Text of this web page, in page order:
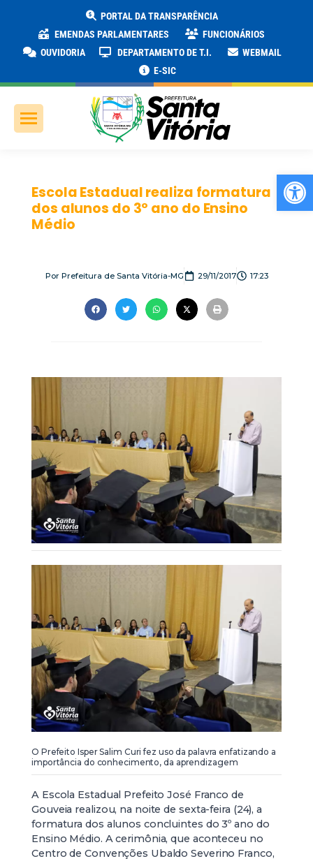
PORTAL DA TRANSPARÊNCIA
EMENDAS PARLAMENTARES
FUNCIONÁRIOS
OUVIDORIA
DEPARTAMENTO DE T.I.
WEBMAIL
E-SIC
Escola Estadual realiza formatura
dos alunos do 3º ano do Ensino
Médio
PorPrefeitura de Santa Vitória-MG 29/11/2017 17:23
O Prefeito Isper Salim Curi fez uso da palavra enfatizando a
importância do conhecimento, da aprendizagem
A Escola Estadual Prefeito José Franco de
Gouveia realizou, na noite de sexta-feira (24), a
formatura dos alunos concluintes do 3º ano do
Ensino Médio. A cerimônia, que aconteceu no
Centro de Convenções Ubaldo Severino Franco,